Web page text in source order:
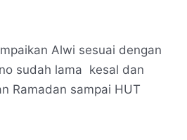
Alwi sesuai dengan
sudah lama kesal dan
Ramadan sampai HUT